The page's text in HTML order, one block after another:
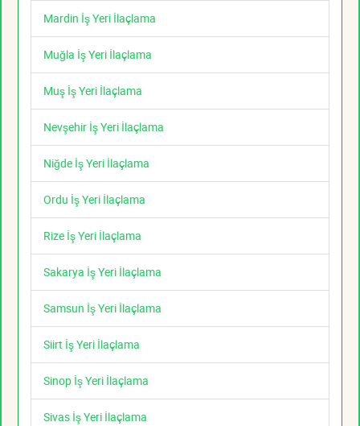
Mardin İş Yeri İlaçlama
Muğla İş Yeri İlaçlama
Muş İş Yeri İlaçlama
Nevşehir İş Yeri İlaçlama
Niğde İş Yeri İlaçlama
Ordu İş Yeri İlaçlama
Rize İş Yeri İlaçlama
Sakarya İş Yeri İlaçlama
Samsun İş Yeri İlaçlama
Siirt İş Yeri İlaçlama
Sinop İş Yeri İlaçlama
Sivas İş Yeri İlaçlama